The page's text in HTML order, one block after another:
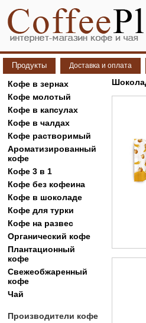
Продукты Доставка и оплата
Кофе в зернах
Кофе молотый
Кофе в капсулах
Кофе в чалдах
Кофе растворимый
Ароматизированный
кофе
Кофе 3 в 1
Кофе без кофеина
Кофе в шоколаде
Кофе для турки
Кофе на развес
Органический кофе
Плантационный
кофе
Свежеобжаренный
кофе
Чай
Производители кофе